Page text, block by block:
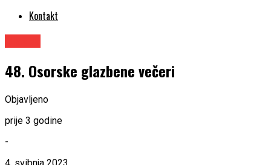
Kontakt
48. Osorske glazbene večeri
Objavljeno
prije 3 godine
-